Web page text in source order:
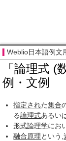
Weblio日本語例文
「論理式 (
例・文例
指定された集合
る論理式あるい
形式論理学にお
融合原理という,